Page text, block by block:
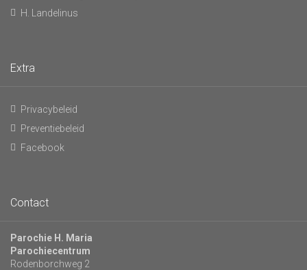
H. Landelinus
Extra
Privacybeleid
Preventiebeleid
Facebook
Contact
Parochie H. Maria
Parochiecentrum
Rodenborchweg 2